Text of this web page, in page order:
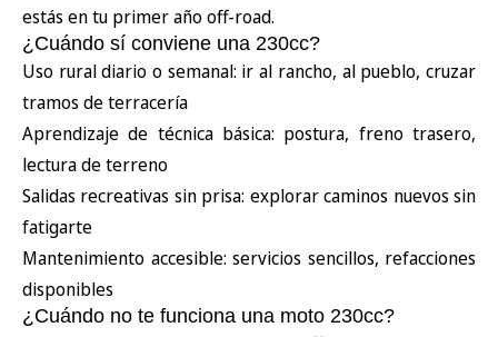
estás en tu primer año off-road.
¿Cuándo sí conviene una 230cc?
Uso rural diario o semanal: ir al rancho, al pueblo, cruzar
tramos de terracería
Aprendizaje de técnica básica: postura, freno trasero,
lectura de terreno
Salidas recreativas sin prisa: explorar caminos nuevos sin
fatigarte
Mantenimiento accesible: servicios sencillos, refacciones
disponibles
¿Cuándo no te funciona una moto 230cc?